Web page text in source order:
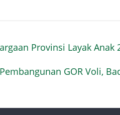
Provinsi Layak Anak
GOR Voli,